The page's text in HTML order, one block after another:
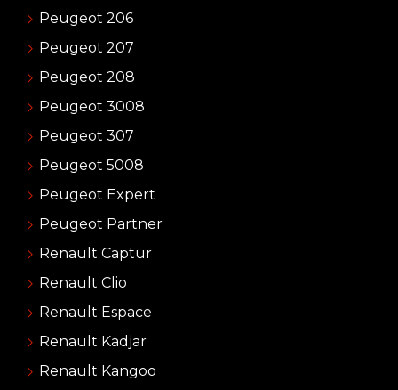
Peugeot 206
Peugeot 207
Peugeot 208
Peugeot 3008
Peugeot 307
Peugeot 5008
Peugeot Expert
Peugeot Partner
Renault Captur
Renault Clio
Renault Espace
Renault Kadjar
Renault Kangoo